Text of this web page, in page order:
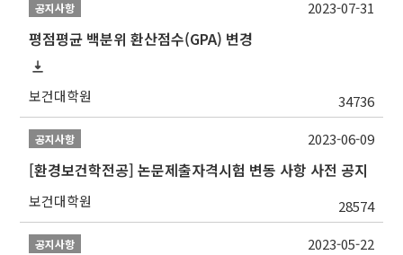
공지사항
평점평균 백분위 환산점수(GPA) 변경
보건대학원 34736
2023-07-31
공지사항
[환경보건학전공] 논문제출자격시험 변동 사항 사전 공지
보건대학원 28574
2023-06-09
공지사항 2023-05-22